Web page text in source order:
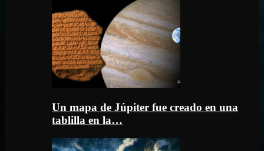
Un mapa de Júpiter fue creado en una
tablilla en la…